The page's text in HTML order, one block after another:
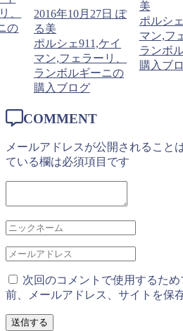
、
の
2016年10月27日 ぽ
る美
ポルシェ911,ケイ
マン,フェラーリ、
ランボルギーニの
購入ブログ
美
ポルシ
マン,フ
ランボ
購入ブ
COMMENT
メールアドレスが公開されること
ている欄は必須項目です
次回のコメントで使用するた
前、メールアドレス、サイトを保